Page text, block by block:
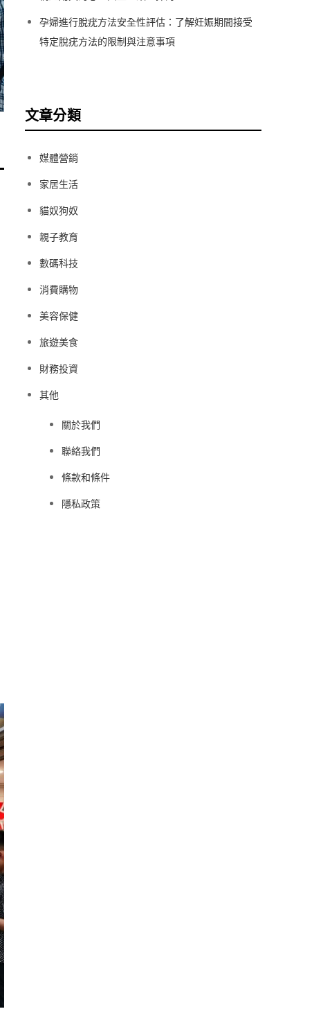
孕婦進行脫疣方法安全性評估：了解妊娠期間接受
特定脫疣方法的限制與注意事項
文章分類
媒體營銷
家居生活
貓奴狗奴
親子教育
數碼科技
消費購物
美容保健
旅遊美食
財務投資
其他
關於我們
聯絡我們
條款和條件
隱私政策